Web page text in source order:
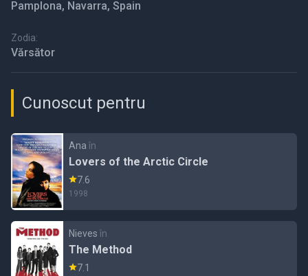
Pamplona, Navarra, Spain
Zodia:
Vărsător
Cunoscut pentru
Ana în
Lovers of the Arctic Circle
7.6
1998
Nieves în
The Method
7.1